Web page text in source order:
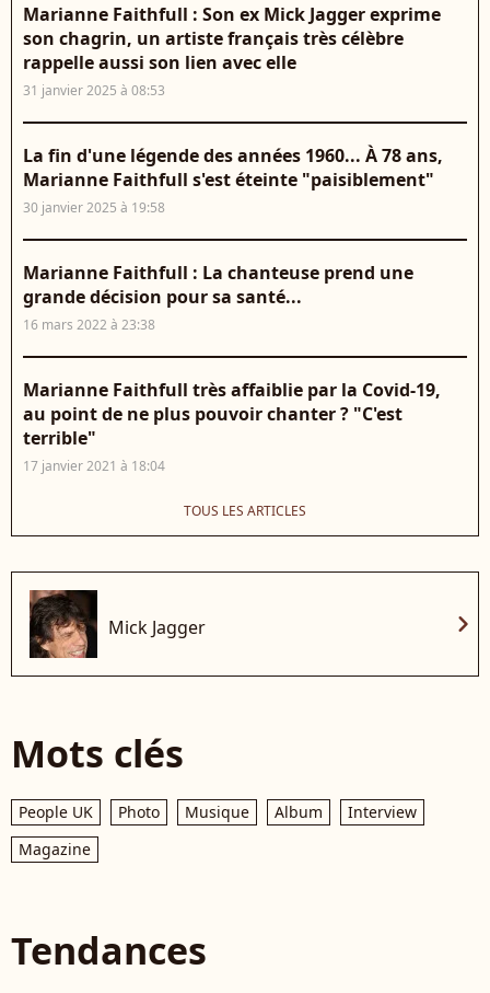
Marianne Faithfull : Son ex Mick Jagger exprime
son chagrin, un artiste français très célèbre
rappelle aussi son lien avec elle
31 janvier 2025 à 08:53
La fin d'une légende des années 1960... À 78 ans,
Marianne Faithfull s'est éteinte "paisiblement"
30 janvier 2025 à 19:58
Marianne Faithfull : La chanteuse prend une
grande décision pour sa santé...
16 mars 2022 à 23:38
Marianne Faithfull très affaiblie par la Covid-19,
au point de ne plus pouvoir chanter ? "C'est
terrible"
17 janvier 2021 à 18:04
TOUS LES ARTICLES
Mick Jagger chevron_right
Mots clés
People UK Photo Musique Album
Interview
Magazine
Tendances